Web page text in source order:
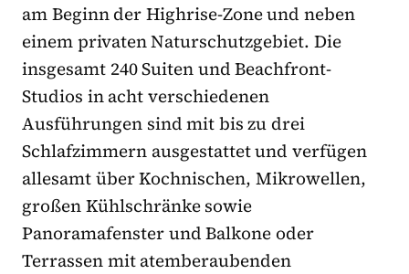
am Beginn der Highrise-Zone und neben
einem privaten Naturschutzgebiet. Die
insgesamt 240 Suiten und Beachfront-
Studios in acht verschiedenen
Ausführungen sind mit bis zu drei
Schlafzimmern ausgestattet und verfügen
allesamt über Kochnischen, Mikrowellen,
großen Kühlschränke sowie
Panoramafenster und Balkone oder
Terrassen mit atemberaubenden